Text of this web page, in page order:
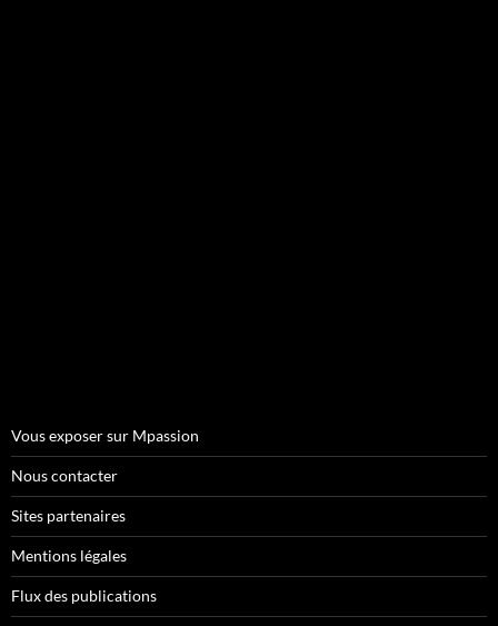
Vous exposer sur Mpassion
Nous contacter
Sites partenaires
Mentions légales
Flux des publications